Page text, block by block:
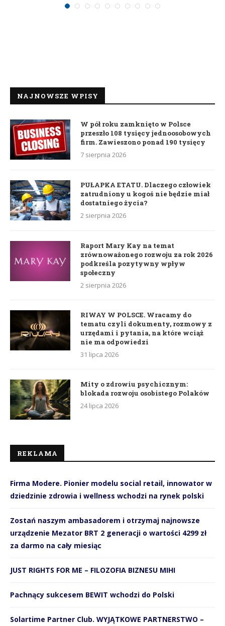
NAJNOWSZE WPISY
W pół roku zamknięto w Polsce
przeszło 108 tysięcy jednoosobowych
firm. Zawieszono ponad 190 tysięcy
7 sierpnia 2026
PUŁAPKA ETATU. Dlaczego człowiek
zatrudniony u kogoś nie będzie miał
dostatniego życia?
2 sierpnia 2026
Raport Mary Kay na temat
zrównoważonego rozwoju za rok 2026
podkreśla pozytywny wpływ
społeczny
2 sierpnia 2026
RIWAY W POLSCE. Wracamy do
tematu czyli dokumenty, rozmowy z
urzędami i pytania, na które wciąż
nie ma odpowiedzi
31 lipca 2026
Mity o zdrowiu psychicznym:
blokada rozwoju osobistego Polaków
24 lipca 2026
REKLAMA
Firma Modere. Pionier modelu social retail, innowator w
dziedzinie zdrowia i wellness wchodzi na rynek polski
Zostań naszym ambasadorem i otrzymaj najnowsze
urządzenie Mezator BRT 2 generacji o wartości 4299 zł
za darmo na cały miesiąc
JUST RIGHTS FOR ME – FILOZOFIA BIZNESU MIHI
Pachnący sukcesem BEWIT wchodzi do Polski
Solartime Partner Club. WYJĄTKOWE PARTNERSTWO –